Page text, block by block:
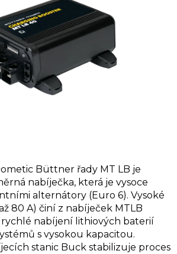
Büttner řady MT LB je
nabíječka, která je vysoce
alternátory (Euro 6). Vysoké
80 A) činí z nabíječek MTLB
nabíjení lithiových baterií
s vysokou kapacitou.
stanic Buck stabilizuje proces